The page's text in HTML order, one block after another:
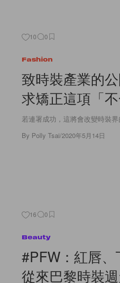
10 0
Fashion
致時裝產業的
求矯正這項「
若連署成功，這將會改變時裝界
By Polly Tsai/2020年5月14日
16 0
Beauty
#PFW：紅唇
從來巴黎時裝